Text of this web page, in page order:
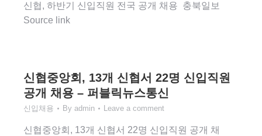
신협, 하반기 신입직원 전국 공개 채용 충북일보
Source link
신협중앙회, 13개 신협서 22명 신입직원
공개 채용 – 퍼블릭뉴스통신
신입채용 By admin Leave a comment
신협중앙회, 13개 신협서 22명 신입직원 공개 채